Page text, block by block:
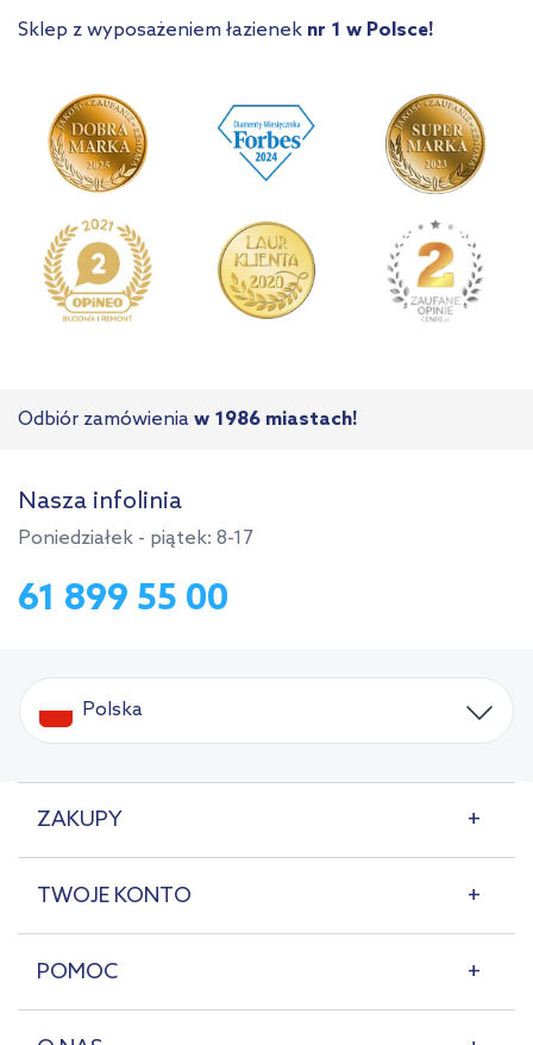
Sklep z wyposażeniem łazienek nr 1 w Polsce!
Odbiór zamówienia w 1986 miastach!
Nasza infolinia
Poniedziałek - piątek: 8-17
61 899 55 00
Polska
ZAKUPY
TWOJE KONTO
POMOC